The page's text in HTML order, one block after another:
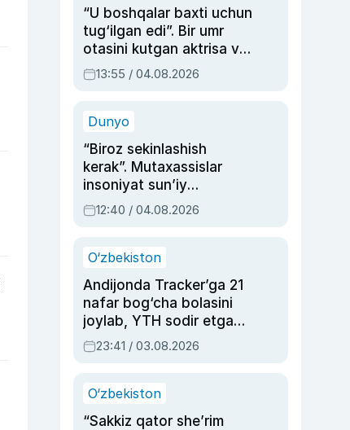
“U boshqalar baxti uchun
tug‘ilgan edi”. Bir umr
otasini kutgan aktrisa va
dublyaj ustasi Rimma
Ahmedovaning
13:55 / 04.08.2026
Dunyo
“Biroz sekinlashish
kerak”. Mutaxassislar
insoniyat sun’iy
intellektni boshqara
olmay qolishidan xavotir
12:40 / 04.08.2026
O‘zbekiston
Andijonda Tracker’ga 21
nafar bog‘cha bolasini
joylab, YTH sodir etgan
ayolga sud hukmi o‘qildi
23:41 / 03.08.2026
O‘zbekiston
“Sakkiz qator she’rim